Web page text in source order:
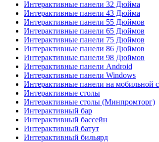
Интерактивные панели 32 Дюйма
Интерактивные панели 43 Дюйма
Интерактивные панели 55 Дюймов
Интерактивные панели 65 Дюймов
Интерактивные панели 75 Дюймов
Интерактивные панели 86 Дюймов
Интерактивные панели 98 Дюймов
Интерактивные панели Android
Интерактивные панели Windows
Интерактивные панели на мобильной
Интерактивные столы
Интерактивные столы (Минпромторг)
Интерактивный бар
Интерактивный бассейн
Интерактивный батут
Интерактивный бильярд